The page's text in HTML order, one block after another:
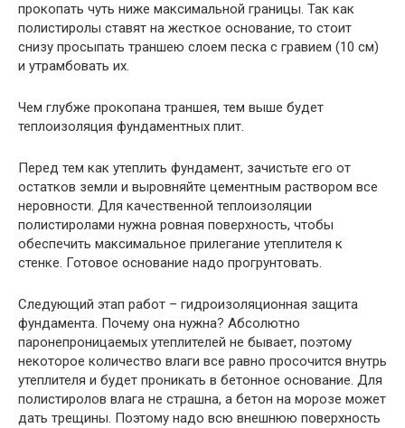
прокопать чуть ниже максимальной границы. Так как
полистиролы ставят на жесткое основание, то стоит
снизу просыпать траншею слоем песка с гравием (10 см)
и утрамбовать их.
Чем глубже прокопана траншея, тем выше будет
теплоизоляция фундаментных плит.
Перед тем как утеплить фундамент, зачистьте его от
остатков земли и выровняйте цементным раствором все
неровности. Для качественной теплоизоляции
полистиролами нужна ровная поверхность, чтобы
обеспечить максимальное прилегание утеплителя к
стенке. Готовое основание надо прогрунтовать.
Следующий этап работ – гидроизоляционная защита
фундамента. Почему она нужна? Абсолютно
паронепроницаемых утеплителей не бывает, поэтому
некоторое количество влаги все равно просочится внутрь
утеплителя и будет проникать в бетонное основание. Для
полистиролов влага не страшна, а бетон на морозе может
дать трещины. Поэтому надо всю внешнюю поверхность